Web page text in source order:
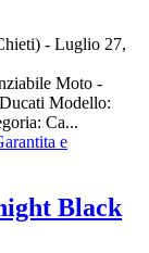
- Luglio 27,
Moto -
Modello:
Ca...
Black